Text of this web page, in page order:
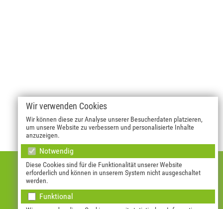
Allgemeines
Wir verwenden Cookies
Wir können diese zur Analyse unserer Besucherdaten platzieren,
um unsere Website zu verbessern und personalisierte Inhalte
anzuzeigen.
Notwendig
Diese Cookies sind für die Funktionalität unserer Website
erforderlich und können in unserem System nicht ausgeschaltet
werden.
Funktional